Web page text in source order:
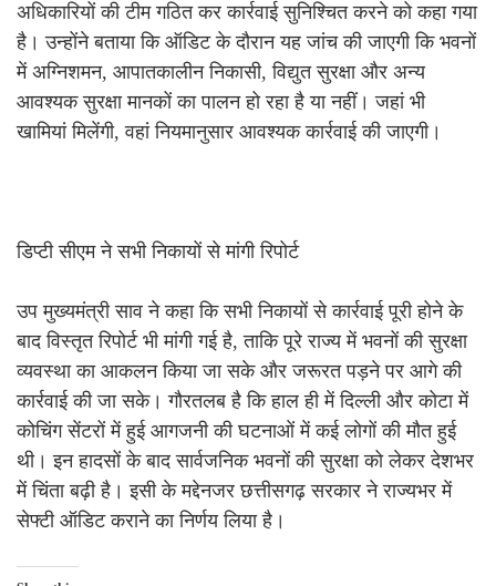
अधिकारियों की टीम गठित कर कार्रवाई सुनिश्चित करने को कहा गया
है। उन्होंने बताया कि ऑडिट के दौरान यह जांच की जाएगी कि भवनों
में अग्निशमन, आपातकालीन निकासी, विद्युत सुरक्षा और अन्य
आवश्यक सुरक्षा मानकों का पालन हो रहा है या नहीं। जहां भी
खामियां मिलेंगी, वहां नियमानुसार आवश्यक कार्रवाई की जाएगी।
डिप्टी सीएम ने सभी निकायों से मांगी रिपोर्ट
उप मुख्यमंत्री साव ने कहा कि सभी निकायों से कार्रवाई पूरी होने के
बाद विस्तृत रिपोर्ट भी मांगी गई है, ताकि पूरे राज्य में भवनों की सुरक्षा
व्यवस्था का आकलन किया जा सके और जरूरत पड़ने पर आगे की
कार्रवाई की जा सके। गौरतलब है कि हाल ही में दिल्ली और कोटा में
कोचिंग सेंटरों में हुई आगजनी की घटनाओं में कई लोगों की मौत हुई
थी। इन हादसों के बाद सार्वजनिक भवनों की सुरक्षा को लेकर देशभर
में चिंता बढ़ी है। इसी के मद्देनजर छत्तीसगढ़ सरकार ने राज्यभर में
सेफ्टी ऑडिट कराने का निर्णय लिया है।